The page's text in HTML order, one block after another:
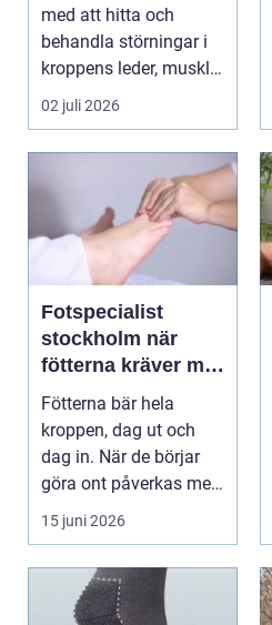
med att hitta och
behandla störningar i
kroppens leder, muskler
och nervsyste...
02 juli 2026
Fotspecialist
stockholm när
fötterna kräver mer
än vanliga sulor
Fötterna bär hela
kroppen, dag ut och
dag in. När de börjar
göra ont påverkas mer
15 juni 2026